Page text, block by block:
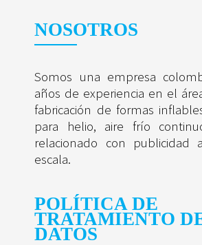
NOSOTROS
Somos una empresa
años de experiencia en el
fabricación de formas
para helio, aire frío
relacionado con publicidad
escala.
POLÍTICA DE
TRATAMIENTO
DATOS